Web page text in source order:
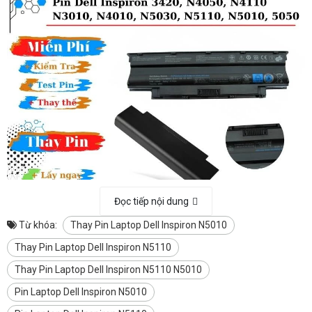
HƯỚNG DẪN SẠC Pin MỚI
+ Máy mới mua hoặc Pin mới, nên sạc trong thời gian 8-10 giờ,
Đọc tiếp nội dung
Từ khóa:
Thay Pin Laptop Dell Inspiron N5010
Thay Pin Laptop Dell Inspiron N5110
Thay Pin Laptop Dell Inspiron N5110 N5010
Pin Laptop Dell Inspiron N5010